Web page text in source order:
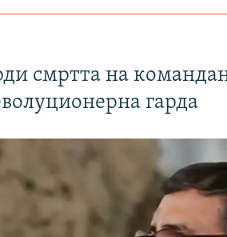
смртта на
гарда